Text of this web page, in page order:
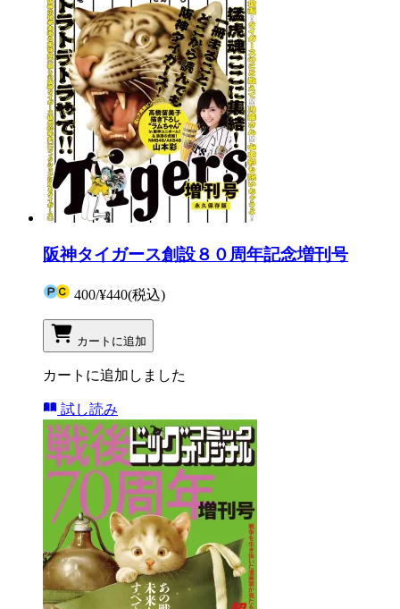
阪神タイガース創設８０周年記念増刊号
400/¥440(税込)
カートに追加
カートに追加しました
試し読み